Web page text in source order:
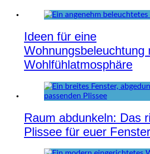
Ideen für eine
Wohnungsbeleuchtung
Wohlfühlatmosphäre
Raum abdunkeln: Das
Plissee für euer